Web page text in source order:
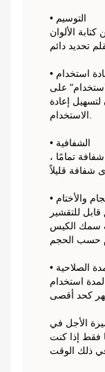
• التوسيم
الألوان
استخدام
على
لتسهيل إعادة
الاستخدام.
• الشفافية
تمامًا ،
والأختام
للتقشير
سمك الكيس
مدة الصلاحية
لمدة استخدام
الأجل في
فقط إذا كنت